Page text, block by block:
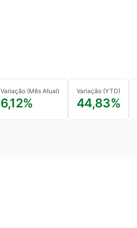
Variação (Mês Atual)
6,12%
Variação (YTD)
44,83%